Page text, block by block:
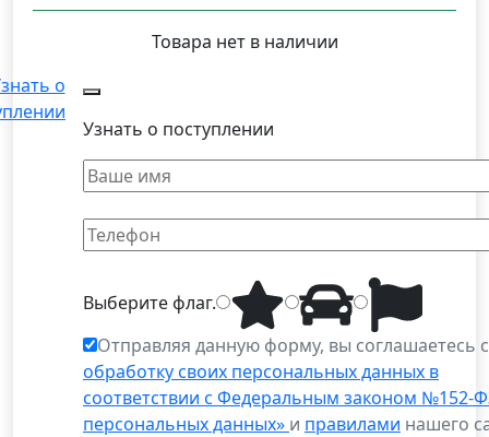
Товара нет в наличии
о
Узнать о поступлении
Выберитефлаг.
Отправляя данную форму, вы соглашаетесь
обработку своих персональных данных в
соответствии с Федеральным законом №152-
персональных данных» и правилами нашего